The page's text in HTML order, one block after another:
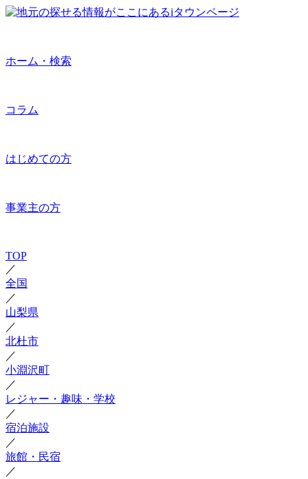
ホーム・検索
コラム
はじめての方
事業主の方
TOP
／
全国
／
山梨県
／
北杜市
／
小淵沢町
／
レジャー・趣味・学校
／
宿泊施設
／
旅館・民宿
／